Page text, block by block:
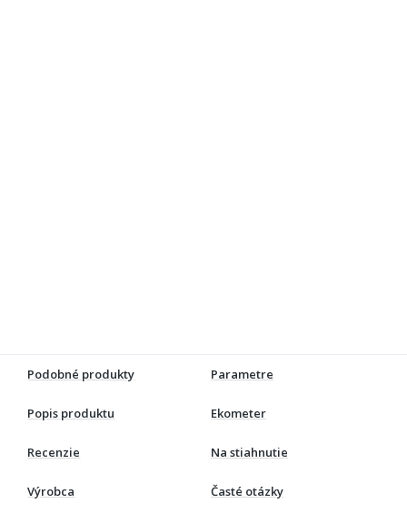
Podobné produkty Parametre
Popis produktu Ekometer
Recenzie Na stiahnutie
Výrobca Časté otázky